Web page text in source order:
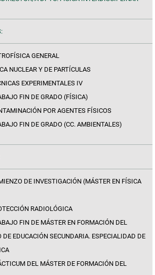
GENERAL
NUCLEAR Y DE PARTÍCULAS
EXPERIMENTALES IV
FIN DE GRADO (FÍSICA)
POR AGENTES FÍSICOS
FIN DE GRADO (CC. AMBIENTALES)
DE INVESTIGACIÓN (MÁSTER EN FÍSICA
RADIOLÓGICA
FIN DE MÁSTER EN FORMACIÓN DEL
DE EDUCACIÓN SECUNDARIA. ESPECIALIDAD DE
DEL MÁSTER DE FORMACIÓN DEL